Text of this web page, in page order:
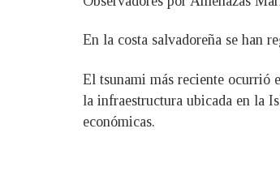
En la costa salvadoreña se han
El tsunami más reciente ocurrió
la infraestructura ubicada en la
económicas.